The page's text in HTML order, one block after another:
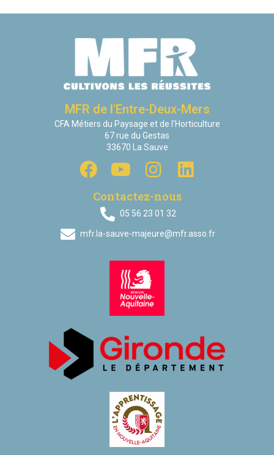
MFR de l'Entre-Deux-Mers
CFA Métiers du Paysage et de l’Horticulture
67 rue du Gestas
33670 La Sauve
Contactez-nous
05 56 23 01 32
mfr.la-sauve-majeure@mfr.asso.fr